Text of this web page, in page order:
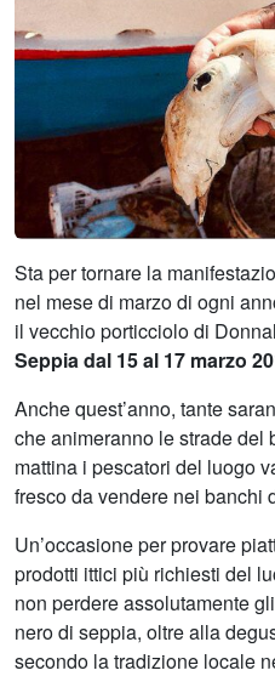
Sta per tornare la
nel mese di marzo di ogni
il vecchio porticciolo di
Seppia dal 15 al 17 marzo
Anche quest’anno, tante
che animeranno le strade del
mattina i pescatori del luogo
fresco da vendere nei banchi
Un’occasione per provare
prodotti ittici più richiesti del
non perdere assolutamente
nero di seppia, oltre alla
secondo la tradizione locale